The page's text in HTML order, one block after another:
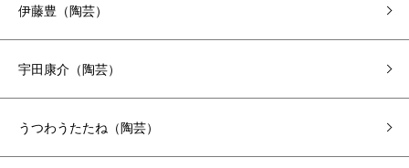
伊藤豊（陶芸）
宇田康介（陶芸）
うつわうたたね（陶芸）